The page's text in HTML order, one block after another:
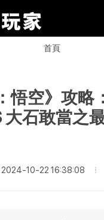
首頁
悟空》攻略
大石敢當之
2024-10-22 16:38:08